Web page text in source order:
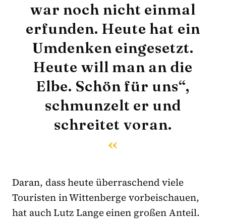
war noch nicht einmal
erfunden. Heute hat ein
Umdenken eingesetzt.
Heute will man an die
Elbe. Schön für uns“,
schmunzelt er und
schreitet voran.
Daran, dass heute überraschend viele
Touristen in Wittenberge vorbeischauen,
hat auch Lutz Lange einen großen Anteil.